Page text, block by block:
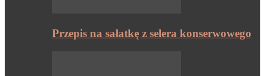
Przepis na sałatkę z selera konserwowego